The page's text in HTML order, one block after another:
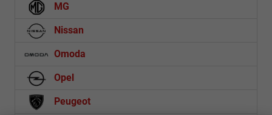
MG
Nissan
Omoda
Opel
Peugeot